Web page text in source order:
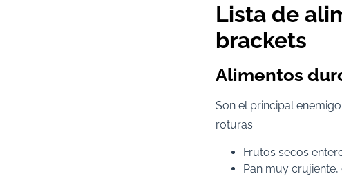
Lista de
brackets
Alimentos
Son el principal
roturas.
Frutos secos
Pan muy